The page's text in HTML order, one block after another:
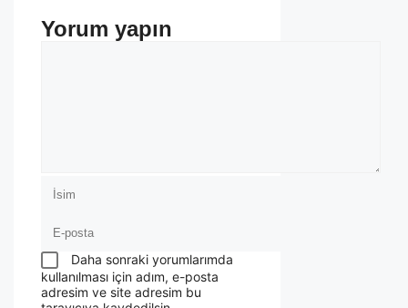
Yorum yapın
Daha sonraki yorumlarımda
kullanılması için adım, e-posta
adresim ve site adresim bu